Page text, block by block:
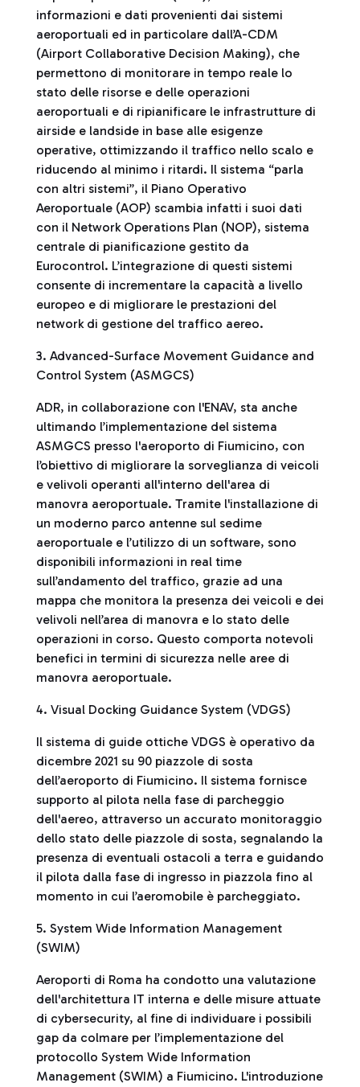
informazioni e dati provenienti dai sistemi
aeroportuali ed in particolare dall’A-CDM
(Airport Collaborative Decision Making), che
permettono di monitorare in tempo reale lo
stato delle risorse e delle operazioni
aeroportuali e di ripianificare le infrastrutture di
airside e landside in base alle esigenze
operative, ottimizzando il traffico nello scalo e
riducendo al minimo i ritardi. Il sistema “parla
con altri sistemi”, il Piano Operativo
Aeroportuale (AOP) scambia infatti i suoi dati
con il Network Operations Plan (NOP), sistema
centrale di pianificazione gestito da
Eurocontrol. L’integrazione di questi sistemi
consente di incrementare la capacità a livello
europeo e di migliorare le prestazioni del
network di gestione del traffico aereo.
3. Advanced-Surface Movement Guidance and
Control System (ASMGCS)
ADR, in collaborazione con l'ENAV, sta anche
ultimando l’implementazione del sistema
ASMGCS presso l'aeroporto di Fiumicino, con
l’obiettivo di migliorare la sorveglianza di veicoli
e velivoli operanti all'interno dell'area di
manovra aeroportuale. Tramite l'installazione di
un moderno parco antenne sul sedime
aeroportuale e l’utilizzo di un software, sono
disponibili informazioni in real time
sull’andamento del traffico, grazie ad una
mappa che monitora la presenza dei veicoli e dei
velivoli nell’area di manovra e lo stato delle
operazioni in corso. Questo comporta notevoli
benefici in termini di sicurezza nelle aree di
manovra aeroportuale.
4. Visual Docking Guidance System (VDGS)
Il sistema di guide ottiche VDGS è operativo da
dicembre 2021 su 90 piazzole di sosta
dell’aeroporto di Fiumicino. Il sistema fornisce
supporto al pilota nella fase di parcheggio
dell'aereo, attraverso un accurato monitoraggio
dello stato delle piazzole di sosta, segnalando la
presenza di eventuali ostacoli a terra e guidando
il pilota dalla fase di ingresso in piazzola fino al
momento in cui l’aeromobile è parcheggiato.
5. System Wide Information Management
(SWIM)
Aeroporti di Roma ha condotto una valutazione
dell'architettura IT interna e delle misure attuate
di cybersecurity, al fine di individuare i possibili
gap da colmare per l’implementazione del
protocollo System Wide Information
Management (SWIM) a Fiumicino. L'introduzione